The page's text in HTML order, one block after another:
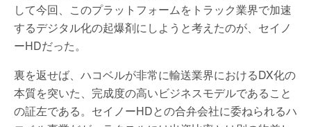
して今回、このプラットフォームをトラック業界で加速
するデジタル化の起爆剤にしようと考えたのが、セイノ
ーHDだった。
裏を返せば、ハコベルが非常に輸送業界におけるDX化の
本質を突いた、完成度の高いビジネスモデルであること
の証左である。セイノーHDとの合弁会社に委ねられるハ